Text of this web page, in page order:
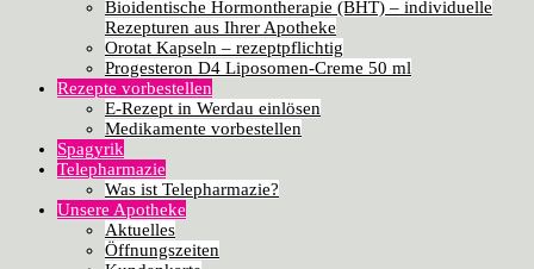
Bioidentische Hormontherapie (BHT) – individuelle
Rezepturen aus Ihrer Apotheke
Orotat Kapseln – rezeptpflichtig
Progesteron D4 Liposomen-Creme 50 ml
Rezepte vorbestellen
E-Rezept in Werdau einlösen
Medikamente vorbestellen
Spagyrik
Telepharmazie
Was ist Telepharmazie?
Unsere Apotheke
Aktuelles
Öffnungszeiten